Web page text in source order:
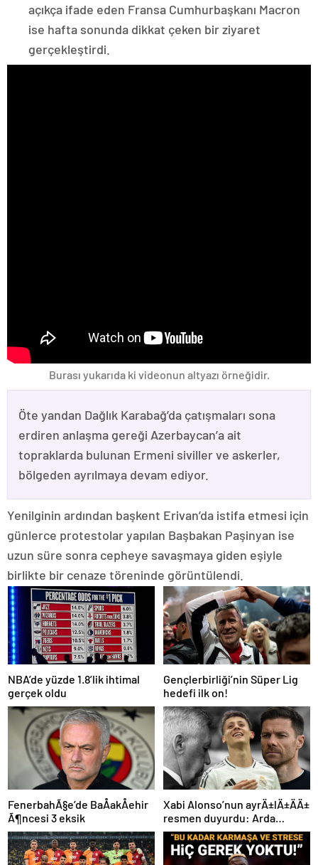
açıkça ifade eden Fransa Cumhurbaşkanı Macron
ise hafta sonunda dikkat çeken bir ziyaret
gerçekleştirdi.
Burası yukarıda ki videonun altyazı örneğidir.
Öte yandan Dağlık Karabağ’da çatışmaları sona
erdiren anlaşma gereği Azerbaycan’a ait
topraklarda bulunan Ermeni siviller ve askerler,
bölgeden ayrılmaya devam ediyor.
Yenilginin ardından başkent Erivan’da istifa etmesi için
günlerce protestolar yapılan Başbakan Paşinyan ise
uzun süre sonra cepheye savaşmaya giden eşiyle
birlikte bir cenaze töreninde görüntülendi.
NBA’de yüzde 1.8’lik ihtimal
gerçek oldu
Gençlerbirliği’nin Süper Lig
hedefi ilk on!
FenerbahÃ§e’de BaÅakÅehir
Ã¶ncesi 3 eksik
Xabi Alonso’nun ayrÄ±lÄ±ÄÄ±
resmen duyurdu: Arda
GÃ¼ler’in yeni hocasÄ±
olmak iÃ§in geri sayÄ±m
baÅladÄ±